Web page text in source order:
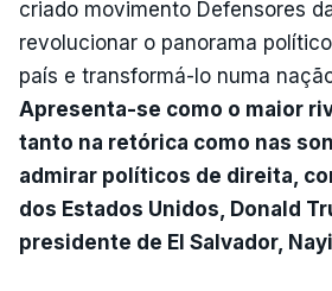
criado movimento Defensores
revolucionar o panorama
país e transformá-lo numa
Apresenta-se como o maior
tanto na retórica como nas
admirar políticos de direita,
dos Estados Unidos, Donald
presidente de El Salvador,